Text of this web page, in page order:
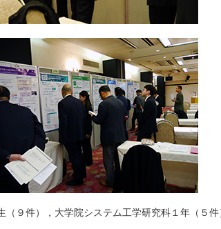
９件），大学院システム工学研究科１年（５件